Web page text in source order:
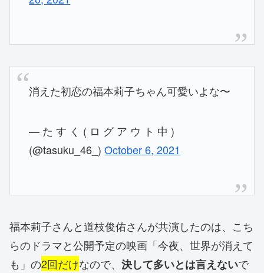
消えた初恋の福本莉子ちゃん可愛いよな〜
— た す く ( ロ グ ア ウ ト 中 )
(@tasuku_46_)October 6, 2021
福本莉子さんと道枝俊佑さんが共演したのは、こち
らのドラマと公開予定の映画「今夜、世界が消えて
も」の2回だけなので、 決して多いとは言えないで